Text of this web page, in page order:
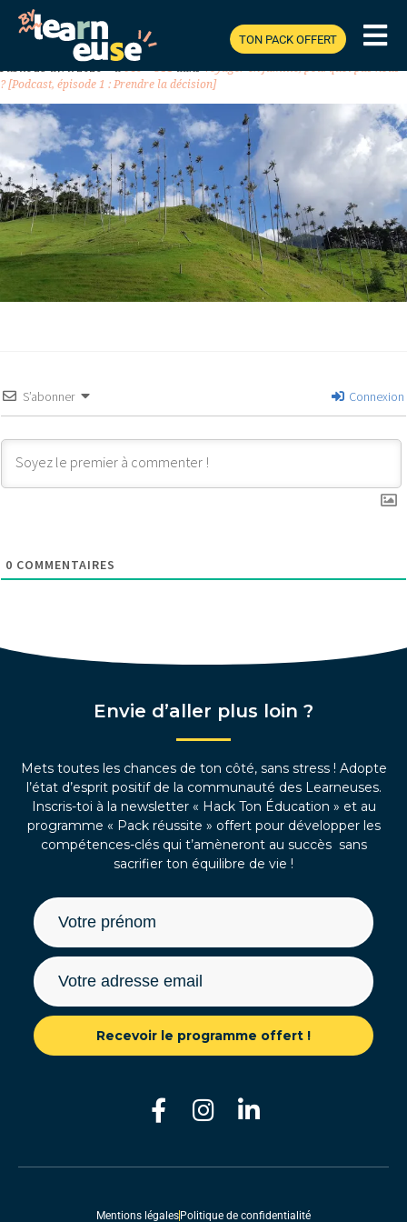
TON PACK OFFERT
Next
Publié25 avril 2020 à640 × 311dansVoyager en famille, pourquoi pas nous
? [Podcast, épisode 1 : Prendre la décision]
S’abonner Connexion
0 COMMENTAIRES
Envie d’aller plus loin ?
Mets toutes les chances de ton côté, sans stress ! Adopte
l’état d’esprit positif de la communauté des Learneuses.
Inscris-toi à la newsletter « Hack Ton Éducation » et au
programme « Pack réussite » offert pour développer les
compétences-clés qui t’amèneront au succès sans
sacrifier ton équilibre de vie !
Recevoir le programme offert !
Mentions légales Politique de confidentialité